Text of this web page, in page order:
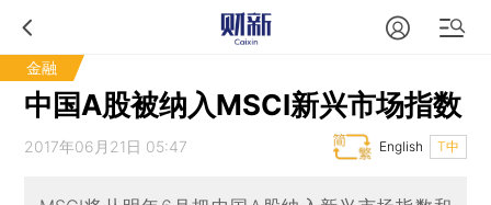
金融
中国A股被纳入MSCI新兴市场指数
2017年06月21日 05:47 T中
English